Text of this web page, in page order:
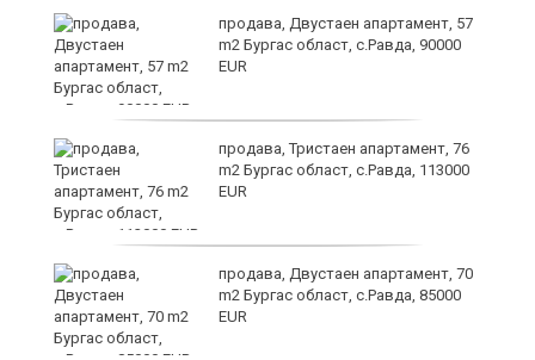
продава, Двустаен апартамент, 57
m2 Бургас област, с.Равда, 90000
EUR
продава, Тристаен апартамент, 76
m2 Бургас област, с.Равда, 113000
EUR
продава, Двустаен апартамент, 70
m2 Бургас област, с.Равда, 85000
EUR